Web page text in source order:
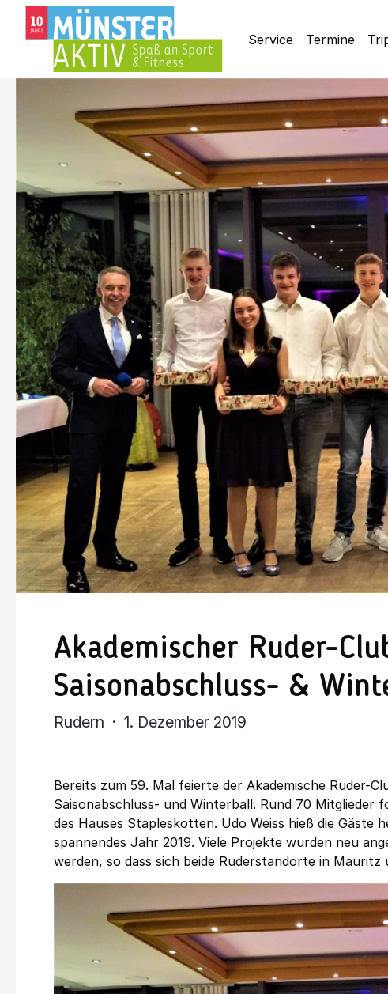
Service Termine
Akademischer Ruder-
Saisonabschluss- &
Rudern · 1. Dezember 2019
Bereits zum 59. Mal feierte der Akademische Ruder-
Saisonabschluss- und Winterball. Rund 70 Mitglieder
des Hauses Stapleskotten. Udo Weiss hieß die Gäste
spannendes Jahr 2019. Viele Projekte wurden neu
werden, so dass sich beide Ruderstandorte in